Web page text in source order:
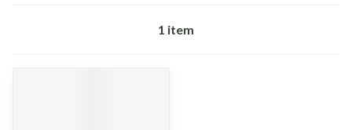
1 item